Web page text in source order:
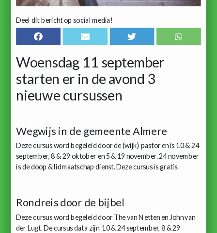
Deel dit bericht op social media!
Woensdag 11 september
starten er in de avond 3
nieuwe cursussen
Wegwijs in de gemeente Almere
Deze cursus word begeleid door de (wijk) pastor en is 10 & 24
september, 8 & 29 oktober en 5 & 19 november. 24 november
is de doop & lidmaatschap dienst. Deze cursus is gratis.
Rondreis door de bijbel
Deze cursus word begeleid door The van Netten en John van
der Lugt. De cursus data zijn 10 & 24 september, 8 & 29